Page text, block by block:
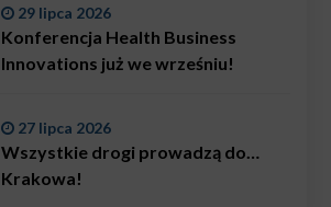
29 lipca 2026
Konferencja Health Business
Innovations już we wrześniu!
27 lipca 2026
Wszystkie drogi prowadzą do…
Krakowa!